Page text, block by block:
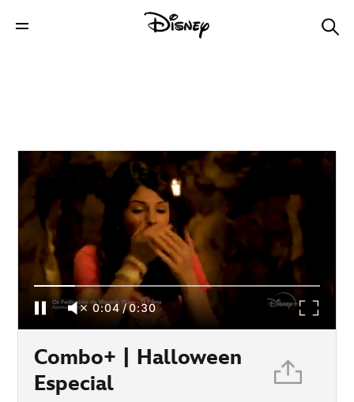
Combo+ | Halloween Especial
0:04 /0:30
Combo+ | Halloween
Especial